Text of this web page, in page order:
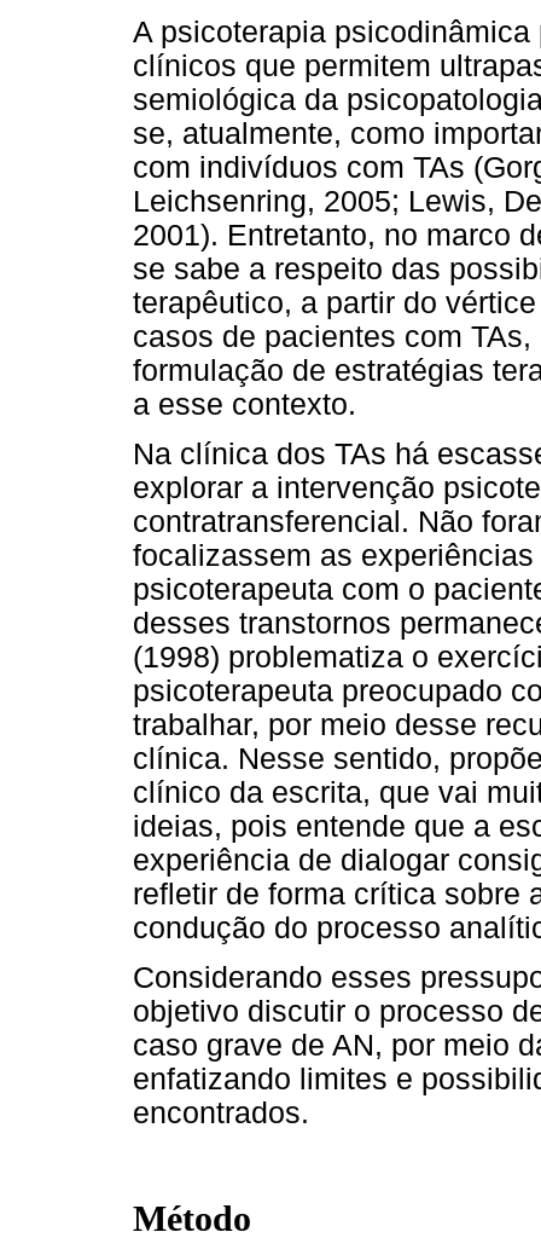
A psicoterapia
clínicos que permitem
semiológica da
se, atualmente, como
com indivíduos com TAs
Leichsenring, 2005; Lewis,
2001). Entretanto, no marco
se sabe a respeito das
terapêutico, a partir do
casos de pacientes com
formulação de estratégias
a esse contexto.
Na clínica dos TAs há
explorar a intervenção
contratransferencial. Não
focalizassem as
psicoterapeuta com o
desses transtornos
(1998) problematiza o
psicoterapeuta preocupado
trabalhar, por meio desse
clínica. Nesse sentido,
clínico da escrita, que vai
ideias, pois entende que a
experiência de dialogar
refletir de forma crítica sobre
condução do processo
Considerando esses
objetivo discutir o processo
caso grave de AN, por meio
enfatizando limites e
encontrados.
Método